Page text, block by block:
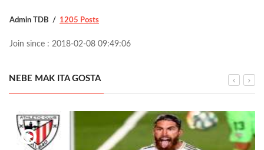
Admin TDB 1205 Posts
Join since : 2018-02-08 09:49:06
NEBE MAK ITA GOSTA